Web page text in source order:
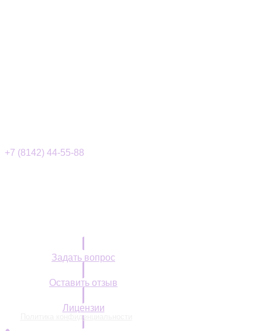
+7 (8142) 44-55-88
Задать вопрос
Оставить отзыв
Лицензии
Политика конфиденциальности